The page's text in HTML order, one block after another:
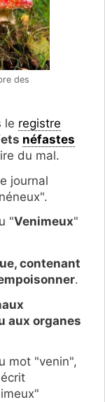
des
le registre
néfastes
du mal.
journal
"Venimeux"
contenant
.
aux organes
mot "venin",